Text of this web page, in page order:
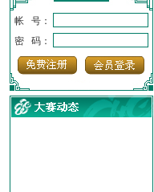
帐 号：
密 码：